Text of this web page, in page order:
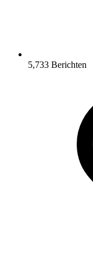
5,733 Berichten